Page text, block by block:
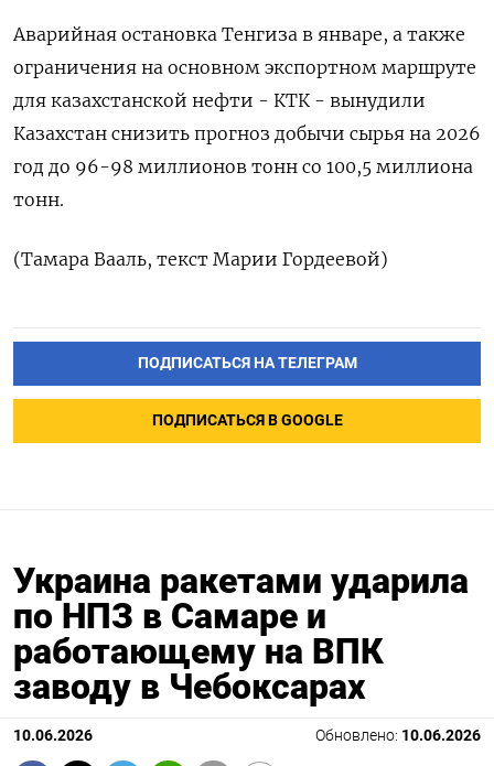
Аварийная остановка ‌Тенгиза в январе, а также
ограничения на основном экспортном маршруте
для казахстанской нефти - КТК - вынудили
Казахстан ​снизить прогноз добычи сырья на 2026
год до 96-98 миллионов тонн ‌со 100,5 миллиона
тонн.
(Тамара Вааль, текст Марии Гордеевой)
ПОДПИСАТЬСЯ НА ТЕЛЕГРАМ
ПОДПИСАТЬСЯ В GOOGLE
Украина ракетами ударила
по НПЗ в Самаре и
работающему на ВПК
заводу в Чебоксарах
10.06.2026 Обновлено: 10.06.2026